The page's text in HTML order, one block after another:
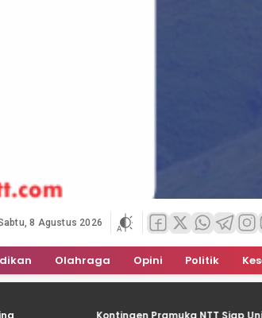
8 Agustus 2026
Olahraga Opini Politik
Kontingen Pramuka NTT Siap Unjuk Gigi Di